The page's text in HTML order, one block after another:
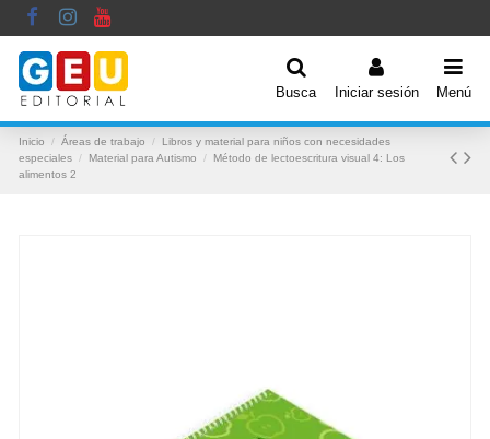
Busca Iniciar sesión Menú
Inicio Áreas de trabajo
Libros y material para niños con necesidades
especiales
Material para Autismo
Método de lectoescritura visual 4: Los
alimentos 2